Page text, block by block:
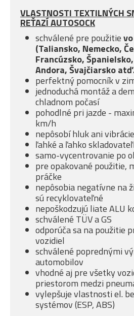
VLASTNOSTI TEXTILNÝCH
REŤAZÍ AUTOSOCK
schválené pre použitie
(Taliansko, Nemecko,
Francúzsko,
Andora, Švajčiarsko
perfektný pomocník v
jednoduchá montáž a
chladnom počasí
pohodlné pri jazde -
km/h
nepôsobí hluk ani vibrácie
ľahké a ľahko
samo-vycentrovanie po
pre opakované použitie,
práčke
nepôsobia negatívne na
sú recyklovateľné
nepoškodzujú liate ALU
schválené TÜV a GS
odporúča sa na použitie
vozidiel
schválené poprednými
automobilov
vhodné aj pre všetky
priestorom medzi
vylepšuje vlastnosti el.
systémov (ESP, ABS)